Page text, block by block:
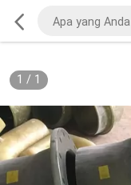
1 / 1